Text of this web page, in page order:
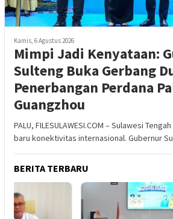
Kamis, 6 Agustus 2026
Mimpi Jadi Kenyataan:
Sulteng Buka Gerbang
Penerbangan Perdana
Guangzhou
PALU, FILESULAWESI.COM – Sulawesi
baru konektivitas internasional. Gubernur
BERITA TERBARU